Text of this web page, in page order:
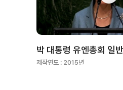
박 대통령 유엔총회 일
제작연도 : 2015년